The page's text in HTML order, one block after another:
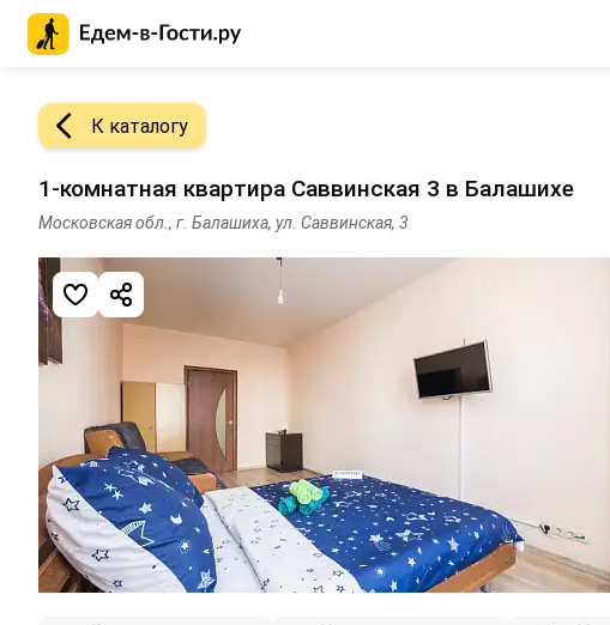
К каталогу
1-комнатная квартира Саввинская 3 в Балашихе
Московская обл., г. Балашиха, ул. Саввинская, 3